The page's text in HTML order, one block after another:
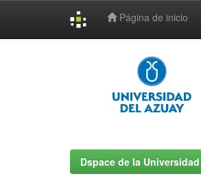
Página de inicio
Dspace de la